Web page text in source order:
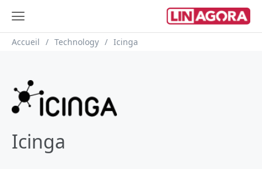
Fil d'Ariane
Accueil Technology Icinga
Icinga